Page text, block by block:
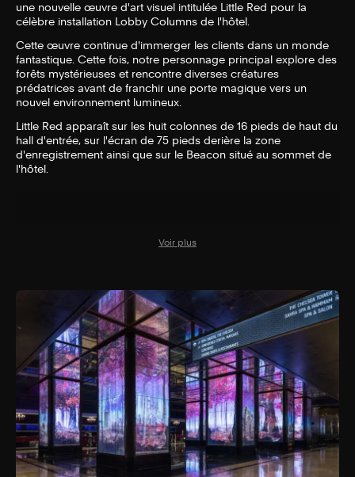
une nouvelle œuvre d'art visuel intitulée Little Red pour la
célèbre installation Lobby Columns de l'hôtel.
Cette œuvre continue d'immerger les clients dans un monde
fantastique. Cette fois, notre personnage principal explore des
forêts mystérieuses et rencontre diverses créatures
prédatrices avant de franchir une porte magique vers un
nouvel environnement lumineux.
Little Red apparaît sur les huit colonnes de 16 pieds de haut du
hall d'entrée, sur l'écran de 75 pieds derière la zone
d'enregistrement ainsi que sur le Beacon situé au sommet de
l'hôtel.
Voir plus